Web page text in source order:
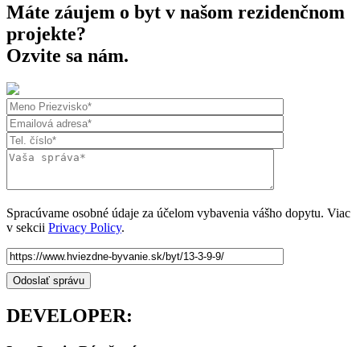
Máte záujem o byt v našom rezidenčnom
projekte?
Ozvite sa nám.
Spracúvame osobné údaje za účelom vybavenia vášho dopytu. Viac
v sekcii Privacy Policy.
DEVELOPER: